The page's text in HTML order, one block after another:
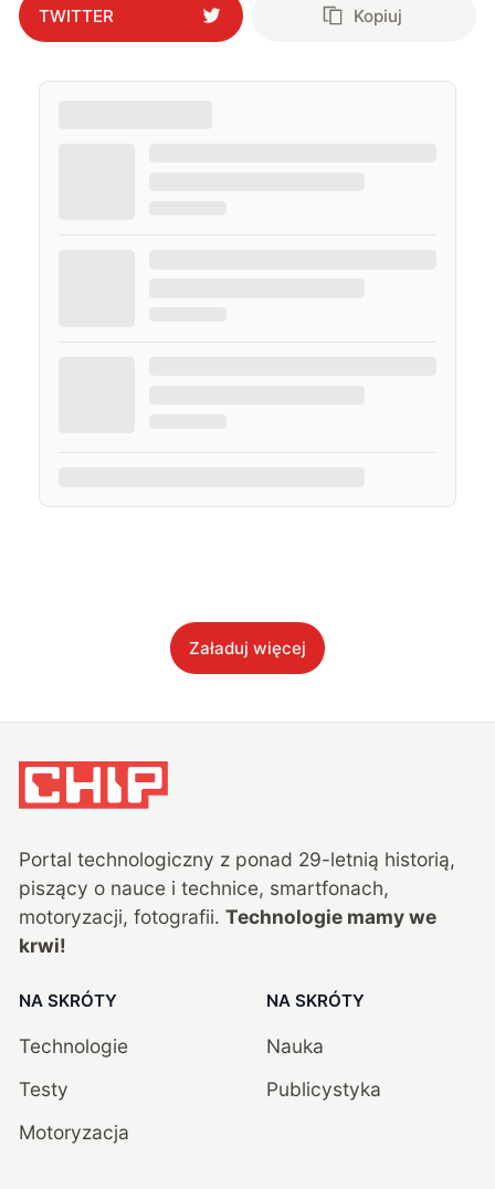
TWITTER Kopiuj
Załaduj więcej
Portal technologiczny z ponad 29-letnią historią,
piszący o nauce i technice, smartfonach,
motoryzacji, fotografii. Technologie mamy we
krwi!
NA SKRÓTY
Technologie
Testy
Motoryzacja
NA SKRÓTY
Nauka
Publicystyka